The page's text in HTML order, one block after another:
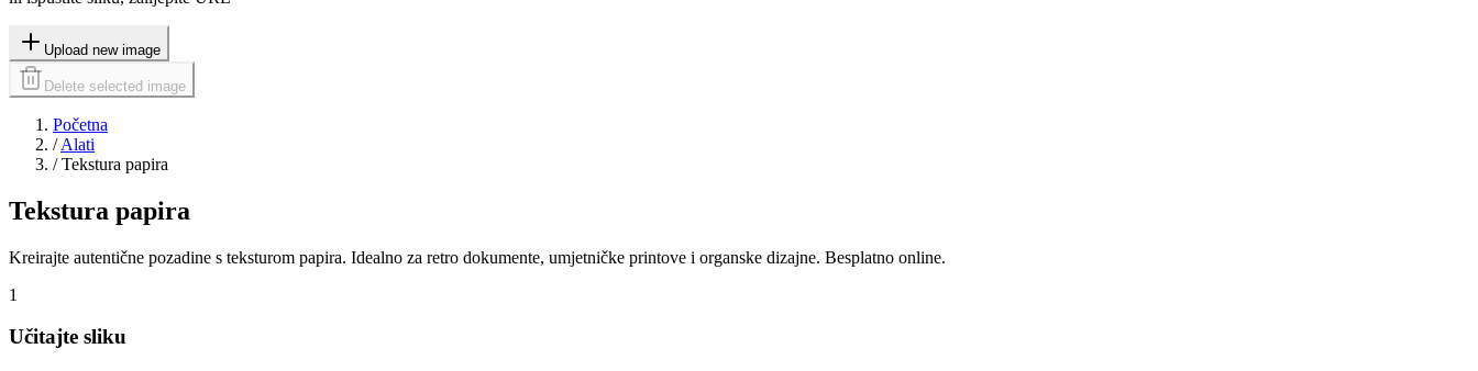
Upload new image
Delete selected image
Početna
/ Alati
/ Tekstura papira
Tekstura papira
Kreirajte autentične pozadine s teksturom papira. Idealno za retro dokumente, umjetničke printove i organske dizajne. Besplatno online.
1
Učitajte sliku